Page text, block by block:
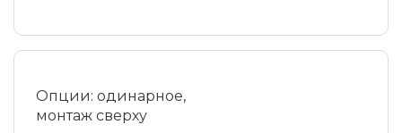
Опции: одинарное,
монтаж сверху